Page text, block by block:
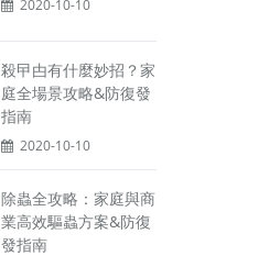
2020-10-10
殺曱甴有什麼妙招？家
庭全場景攻略&防復發
指南
2020-10-10
除蟲全攻略：家庭與商
業高效驅蟲方案&防復
發指南